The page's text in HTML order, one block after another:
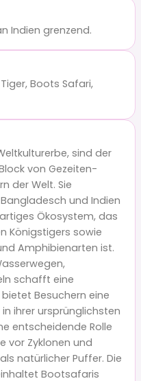
Indien grenzend.
Tiger, Boots Safari,
sind der
von Gezeiten-
der Welt. Sie
und Indien
Ökosystem, das
Königstigers sowie
Amphibienarten ist.
schafft eine
Besuchern eine
ihrer ursprünglichsten
entscheidende Rolle
vor Zyklonen und
natürlicher Puffer. Die
Bootsafaris